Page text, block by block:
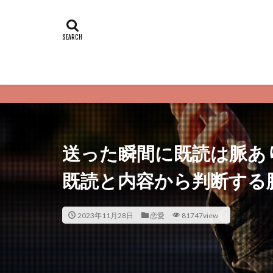
送った瞬間に既読は脈
既読と内容から判断す
2023年11月28日 恋愛 81747view